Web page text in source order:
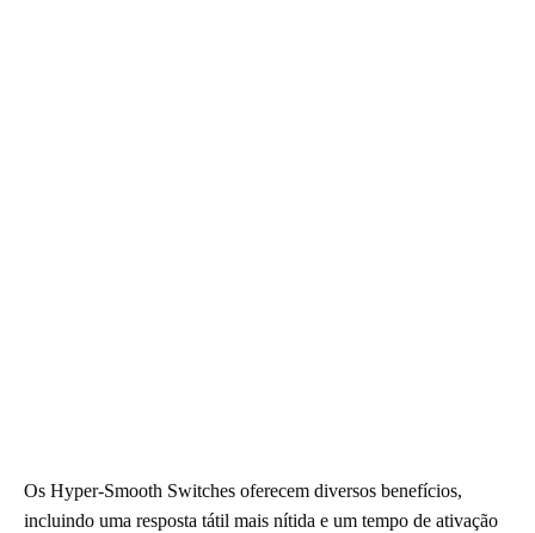
Os Hyper-Smooth Switches oferecem diversos benefícios,
incluindo uma resposta tátil mais nítida e um tempo de ativação